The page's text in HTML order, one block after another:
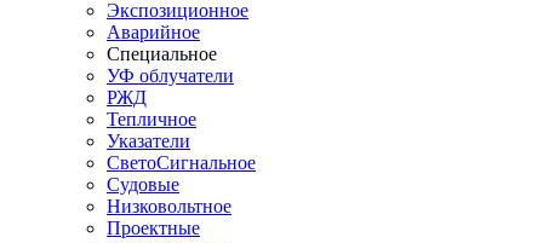
Экспозиционное
Аварийное
Специальное
УФ облучатели
РЖД
Тепличное
Указатели
СветоСигнальное
Судовые
Низковольтное
Проектные